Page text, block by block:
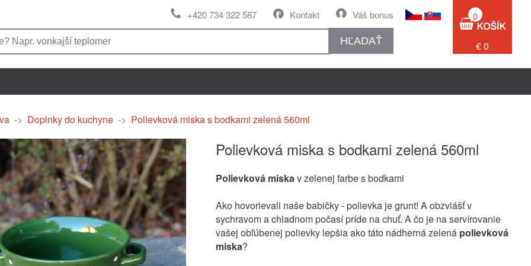
Váš bonus
Kontakt
+420 734 322 587
HĽADAŤ
0
€ 0
-> Doplnky do kuchyne -> Polievková miska s bodkami zelená 560ml
Polievková miska s bodkami zelená 560ml
Polievková miskav zelenej farbe s bodkami
Ako hovorievali naše babičky - polievka je grunt! A obzvlášť v
sychravom a chladnom počasí príde na chuť. A čo je na servírovanie
vašej obľúbenej polievky lepšia ako táto nádherná zelená polievková
miska?